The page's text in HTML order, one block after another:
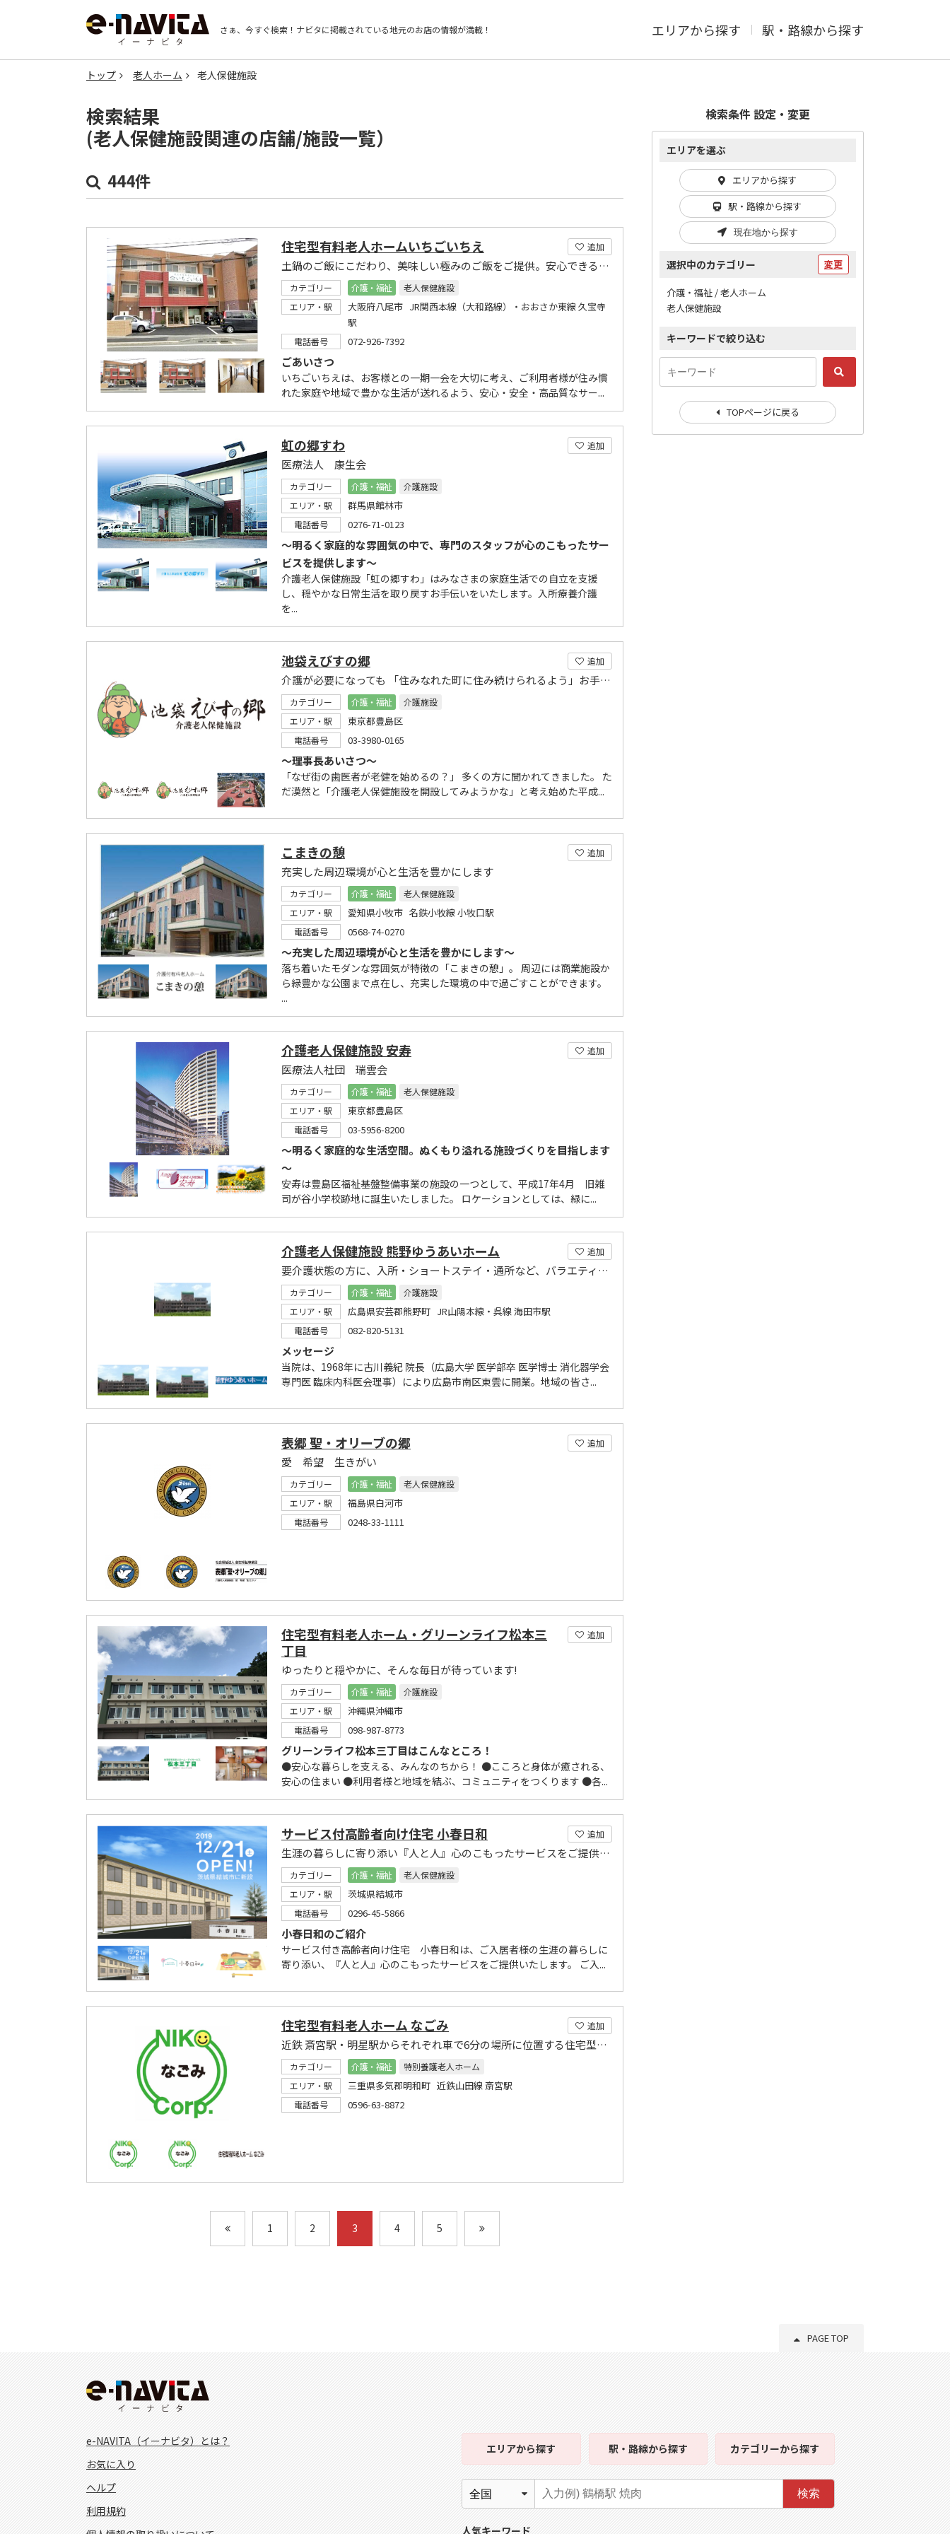
さぁ、今すぐ検索！ ナビタに掲載されている地元のお店の情報が満載！ エリアから探す 駅・路線から探す
トップ 老人ホーム 老人保健施設
検索結果
(老人保健施設関連の店舗/施設一覧）
444件
追加
住宅型有料老人ホームいちごいちえ
土鍋のご飯にこだわり、美味しい極みのご飯をご提供。安心できる自由な生活の尊重を目指します。
カテゴリー 介護・福祉
老人保健施設
エリア・駅
大阪府八尾市 JR関西本線（大和路線）・おおさか東線 久宝寺
駅
電話番号 072-926-7392
ごあいさつ
いちごいちえは、お客様との一期一会を大切に考え、ご利用者様が住み慣
れた家庭や地域で豊かな生活が送れるよう、安心・安全・高品質なサー...
追加
虹の郷すわ
医療法人 康生会
カテゴリー 介護・福祉
介護施設
エリア・駅
群馬県館林市
電話番号 0276-71-0123
～明るく家庭的な雰囲気の中で、専門のスタッフが心のこもったサー
ビスを提供します～
介護老人保健施設「虹の郷すわ」はみなさまの家庭生活での自立を支援
し、穏やかな日常生活を取り戻すお手伝いをいたします。入所療養介護
を...
追加
池袋えびすの郷
介護が必要になっても 「住みなれた町に住み続けられるよう」お手伝します
カテゴリー 介護・福祉
介護施設
エリア・駅
東京都豊島区
電話番号 03-3980-0165
～理事長あいさつ～
「なぜ街の歯医者が老健を始めるの？」 多くの方に聞かれてきました。 た
だ漠然と「介護老人保健施設を開設してみようかな」と考え始めた平成...
追加
こまきの憩
充実した周辺環境が心と生活を豊かにします
カテゴリー 介護・福祉
老人保健施設
エリア・駅
愛知県小牧市 名鉄小牧線 小牧口駅
電話番号 0568-74-0270
～充実した周辺環境が心と生活を豊かにします～
落ち着いたモダンな雰囲気が特徴の「こまきの憩」。 周辺には商業施設か
ら緑豊かな公園まで点在し、充実した環境の中で過ごすことができます。
...
追加
介護老人保健施設 安寿
医療法人社団 瑞雲会
カテゴリー 介護・福祉
老人保健施設
エリア・駅
東京都豊島区
電話番号 03-5956-8200
～明るく家庭的な生活空間。ぬくもり溢れる施設づくりを目指します
～
安寿は豊島区福祉基盤整備事業の施設の一つとして、平成17年4月 旧雑
司が谷小学校跡地に誕生いたしました。 ロケーションとしては、緑に...
追加
介護老人保健施設 熊野ゆうあいホーム
要介護状態の方に、入所・ショートステイ・通所など、バラエティ豊かな介護サービスを提供
カテゴリー 介護・福祉
介護施設
エリア・駅
広島県安芸郡熊野町 JR山陽本線・呉線 海田市駅
電話番号 082-820-5131
メッセージ
当院は、1968年に古川義紀 院長（広島大学 医学部卒 医学博士 消化器学会
専門医 臨床内科医会理事）により広島市南区東雲に開業。地域の皆さ...
追加
表郷 聖・オリーブの郷
愛 希望 生きがい
カテゴリー 介護・福祉
老人保健施設
エリア・駅
福島県白河市
電話番号 0248-33-1111
追加
住宅型有料老人ホーム・グリーンライフ松本三
丁目
ゆったりと穏やかに、そんな毎日が待っています!
カテゴリー 介護・福祉
介護施設
エリア・駅
沖縄県沖縄市
電話番号 098-987-8773
グリーンライフ松本三丁目はこんなところ！
●安心な暮らしを支える、みんなのちから！ ●こころと身体が癒される、
安心の住まい ●利用者様と地域を結ぶ、コミュニティをつくります ●各...
追加
サービス付高齢者向け住宅 小春日和
生涯の暮らしに寄り添い『人と人』心のこもったサービスをご提供いたします
カテゴリー 介護・福祉
老人保健施設
エリア・駅
茨城県結城市
電話番号 0296-45-5866
小春日和のご紹介
サービス付き高齢者向け住宅 小春日和は、ご入居者様の生涯の暮らしに
寄り添い、『人と人』心のこもったサービスをご提供いたします。 ご入...
追加
住宅型有料老人ホーム なごみ
近鉄 斎宮駅・明星駅からそれぞれ車で6分の場所に位置する住宅型有料老人ホームです
カテゴリー 介護・福祉
特別養護老人ホーム
エリア・駅
三重県多気郡明和町 近鉄山田線 斎宮駅
電話番号 0596-63-8872
1 2 3 4 5
検索条件 設定・変更
エリアを選ぶ
エリアから探す
駅・路線から探す
現在地から探す
選択中のカテゴリー 変更
介護・福祉 / 老人ホーム
老人保健施設
キーワードで絞り込む
TOPページに戻る
PAGE TOP
e-NAVITA（イーナビタ）とは？
お気に入り
ヘルプ
利用規約
エリアから探す 駅・路線から探す カテゴリーから探す
検索
人気キーワード